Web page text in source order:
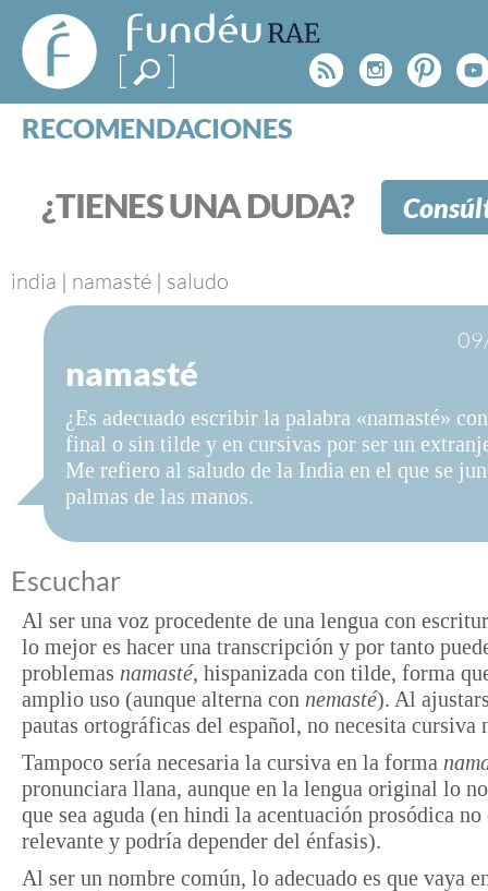
FundéuRAE
- Fundación
del Español
Urgente
Rss
RECOMENDACIONES
CATEGORÍAS
ESPECIALES
BLOG
NOTICIAS
SOBRE LA FUNDÉURAE
FundéuRAE es una fundación patrocinada por la
el buen uso del español en los medios de
Internet.
¿TIENES UNA DUDA?
india | namasté | saludo
namasté
¿Es adecuado escribir la palabra «namasté»
final o sin tilde y en cursivas por ser un
Me refiero al saludo de la India en el que se
palmas de las manos.
Escuchar
Al ser una voz procedente de una lengua con
lo mejor es hacer una transcripción y por tanto
problemas namasté, hispanizada con tilde, forma
amplio uso (aunque alterna con nemasté). Al
pautas ortográficas del español, no necesita cursiva
Tampoco sería necesaria la cursiva en la forma
pronunciara llana, aunque en la lengua original lo
que sea aguda (en hindi la acentuación prosódica no
relevante y podría depender del énfasis).
Al ser un nombre común, lo adecuado es que vaya